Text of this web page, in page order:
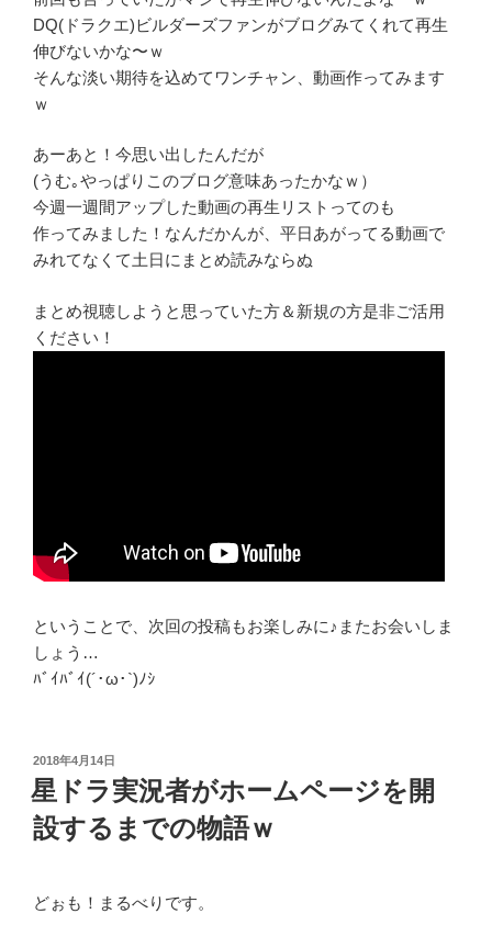
DQ(ドラクエ)ビルダーズファンがブログみてくれて再生
伸びないかな〜ｗ
そんな淡い期待を込めてワンチャン、動画作ってみます
ｗ
あーあと！今思い出したんだが
(うむ｡やっぱりこのブログ意味あったかなｗ）
今週一週間アップした動画の再生リストってのも
作ってみました！なんだかんが、平日あがってる動画で
みれてなくて土日にまとめ読みならぬ
まとめ視聴しようと思っていた方＆新規の方是非ご活用
ください！
ということで、次回の投稿もお楽しみに♪またお会いしま
しょう…
ﾊﾞｲﾊﾞｲ(´･ω･`)ﾉｼ
投
稿
日:
2018年4月14日
星ドラ実況者がホームページを開
設するまでの物語ｗ
どぉも！まるべりです。